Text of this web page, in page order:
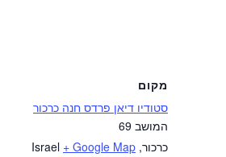
מקום
סטודיו דיאן פרדס חנה כרכור
המושב 69
כרכור,
Israel + Google Map